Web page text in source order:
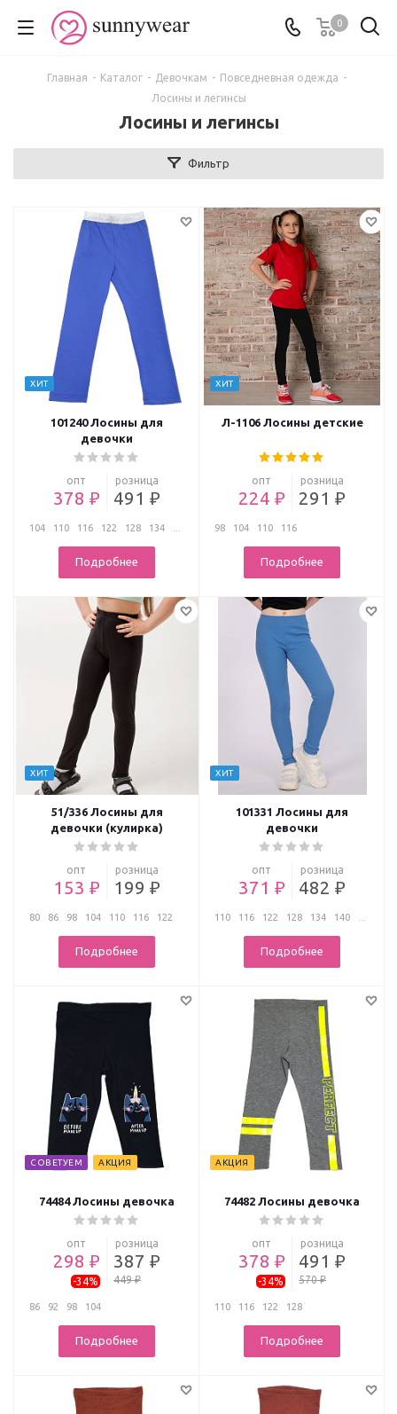
0
Главная - Каталог - Девочкам - Повседневная одежда -
Лосины и легинсы
Лосины и легинсы
Фильтр
ХИТ
101240 Лосины для
девочки
опт
378 ₽
розница
491 ₽
104 110 116 122 128 134
Подробнее
ХИТ
Л-1106 Лосины детские
опт
224 ₽
розница
291 ₽
98 104 110 116
Подробнее
ХИТ
51/336 Лосины для
девочки (кулирка)
опт
153 ₽
розница
199 ₽
80 86 98 104 110 116
122
Подробнее
ХИТ
101331 Лосины для
девочки
опт
371 ₽
розница
482 ₽
110 116 122 128 134 140
Подробнее
СОВЕТУЕМ АКЦИЯ
74484 Лосины девочка
опт
298 ₽
-34%
розница
387 ₽
449 ₽
86 92 98 104
Подробнее
АКЦИЯ
74482 Лосины девочка
опт
378 ₽
-34%
розница
491 ₽
570 ₽
110 116 122 128
Подробнее